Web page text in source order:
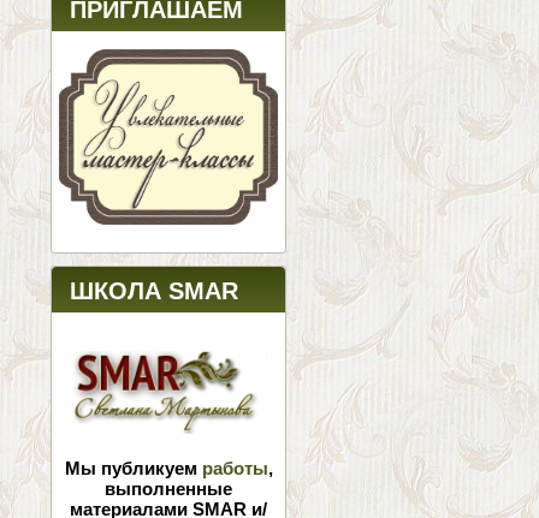
ПРИГЛАШАЕМ
ШКОЛА SMAR
Мы публикуем работы,
выполненные
материалами SMAR и/